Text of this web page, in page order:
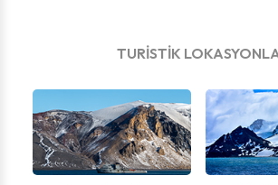
TURİSTİK